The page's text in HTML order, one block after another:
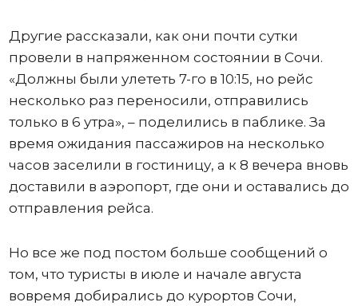
Другие рассказали, как они почти сутки
провели в напряженном состоянии в Сочи.
«Должны были улететь 7-го в 10:15, но рейс
несколько раз переносили, отправились
только в 6 утра», – поделились в паблике. За
время ожидания пассажиров на несколько
часов заселили в гостиницу, а к 8 вечера вновь
доставили в аэропорт, где они и оставались до
отправления рейса.
Но все же под постом больше сообщений о
том, что туристы в июле и начале августа
вовремя добирались до курортов Сочи,